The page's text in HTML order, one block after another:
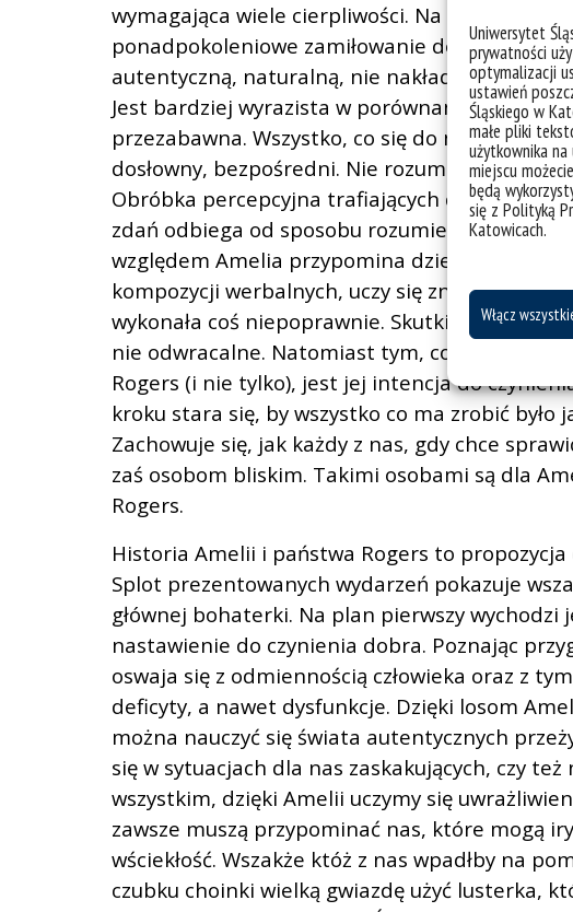
Uniwersytet
prywatności
optymalizacji
ustawień
Śląskiego w
małe pliki
użytkownika
miejscu
będą
się z Polityką
Katowicach.
Włącz
wymagająca wiele cierpliwości. Na czym polega
ponadpokoleniowe zamiłowanie do niej
autentyczną, naturalną, nie nakładającą na
Jest bardziej wyrazista w porównaniu do
przezabawna. Wszystko, co się do niej mówi
dosłowny, bezpośredni. Nie rozumie
Obróbka percepcyjna trafiających do niej
zdań odbiega od sposobu rozumienia
względem Amelia przypomina dziecko, które
kompozycji werbalnych, uczy się znaczeń i
wykonała coś niepoprawnie. Skutki niektórych
nie odwracalne. Natomiast tym, co zmiękcza
Rogers (i nie tylko), jest jej intencja do
kroku stara się, by wszystko co ma zrobić było
Zachowuje się, jak każdy z nas, gdy chce
zaś osobom bliskim. Takimi osobami są dla
Rogers.
Historia Amelii i państwa Rogers to
Splot prezentowanych wydarzeń pokazuje
głównej bohaterki. Na plan pierwszy wychodzi
nastawienie do czynienia dobra. Poznając
oswaja się z odmiennością człowieka oraz z
deficyty, a nawet dysfunkcje. Dzięki losom
można nauczyć się świata autentycznych
się w sytuacjach dla nas zaskakujących, czy
wszystkim, dzięki Amelii uczymy się
zawsze muszą przypominać nas, które mogą
wściekłość. Wszakże któż z nas wpadłby na
czubku choinki wielką gwiazdę użyć lusterka,